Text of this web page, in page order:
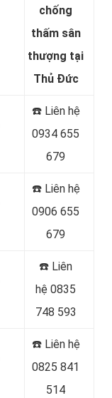
chống
thấm sân
thượng tại
Thủ Đức
☎️ Liên hệ
0934 655
679
☎️ Liên hệ
0906 655
679
☎️ Liên
hệ 0835
748 593
☎️ Liên hệ
0825 841
514